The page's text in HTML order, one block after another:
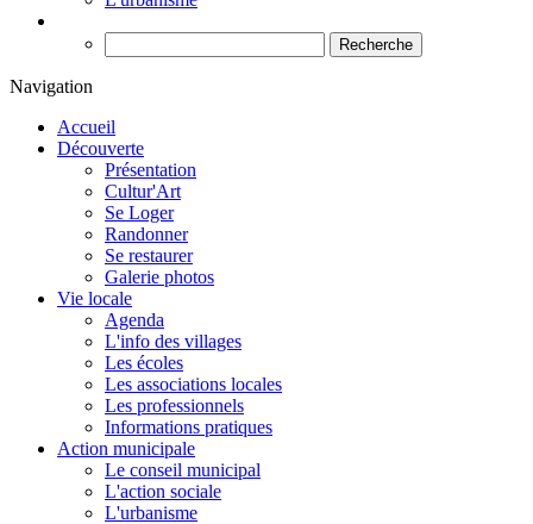
Recherche
Navigation
Accueil
Découverte
Présentation
Cultur'Art
Se Loger
Randonner
Se restaurer
Galerie photos
Vie locale
Agenda
L'info des villages
Les écoles
Les associations locales
Les professionnels
Informations pratiques
Action municipale
Le conseil municipal
L'action sociale
L'urbanisme